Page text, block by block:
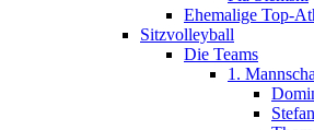
Ehemalige Top-
Sitzvolleyball
Die Teams
1.